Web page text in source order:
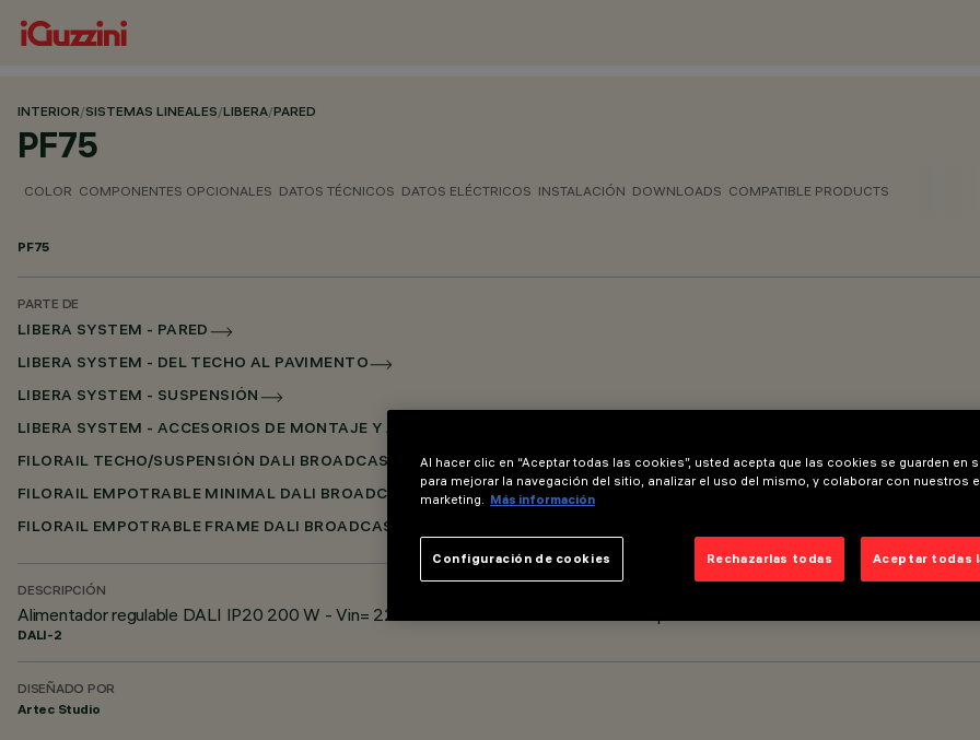
INTERIOR/SISTEMAS LINEALES/LIBERA/PARED
PF75
COLOR COMPONENTES OPCIONALES DATOS TÉCNICOS DATOS ELÉCTRICOS INSTALACIÓN DOWNLOADS COMPATIBLE PRODUCTS
PF75
PARTE DE
LIBERA SYSTEM - PARED
LIBERA SYSTEM - DEL TECHO AL PAVIMENTO
LIBERA SYSTEM - SUSPENSIÓN
LIBERA SYSTEM - ACCESORIOS DE MONTAJE Y ALIMENTACIÓN
FILORAIL TECHO/SUSPENSIÓN DALI BROADCAST
FILORAIL EMPOTRABLE MINIMAL DALI BROADCAST
FILORAIL EMPOTRABLE FRAME DALI BROADCAST
DESCRIPCIÓN
Alimentador regulable DALI IP20 200 W - Vin= 220-240 Vca - Vout = 48 Vcc - Sólo para luminarias Libera
DALI-2
DISEÑADO POR
Artec Studio
Al hacer clic en “Aceptar todas las cookies”, usted acepta que las cookies se guarden en
para mejorar la navegación del sitio, analizar el uso del mismo, y colaborar con nuestros
marketing.
Más información
Rechazarlas todas Aceptar todas
Configuración de cookies